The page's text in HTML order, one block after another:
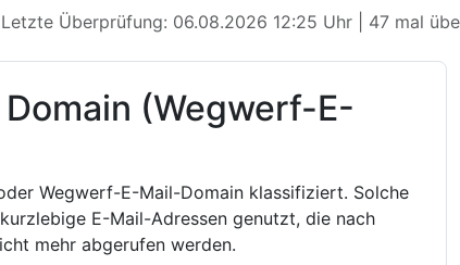
Letzte Überprüfung: 06.08.2026 12:25 Uhr | 47 mal
(Wegwerf-E-
Wegwerf-E-Mail-Domain klassifiziert. Solche
E-Mail-Adressen genutzt, die nach
mehr abgerufen werden.